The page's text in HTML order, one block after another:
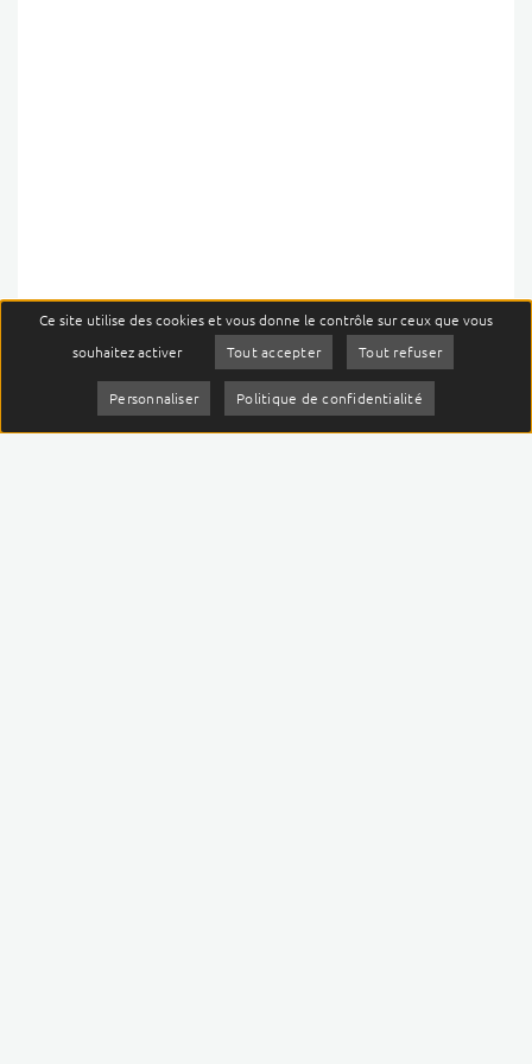
menu
Ce site utilise des cookies et vous donne le contrôle sur ceux que vous
souhaitez activer Tout accepter Tout refuser
Personnaliser Politique de confidentialité